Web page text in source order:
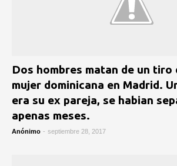
Dos hombres matan de un tiro
mujer dominicana en Madrid.
era su ex pareja, se habian
apenas meses.
Anónimo - septiembre 28, 2017